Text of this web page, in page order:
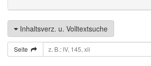
Inhaltsverz. u. Volltextsuche
Seite